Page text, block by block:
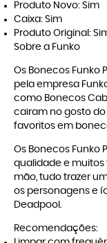
Produto Novo: Sim
Caixa: Sim
Produto Original:
Sobre a Funko
Os Bonecos Funko
pela empresa
como Bonecos
cairam no gosto do
favoritos em
Os Bonecos Funko
qualidade e muitos
mão, tudo trazer
os personagens e
Deadpool.
Recomendações: